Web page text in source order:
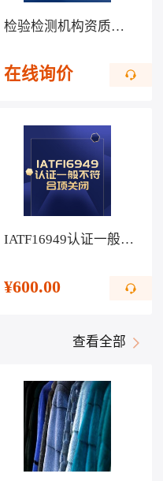
检验检测机构资质认定、实验室认可内审员培训
在线询价
IATF16949认证一般不符合项关闭
¥600.00
查看全部